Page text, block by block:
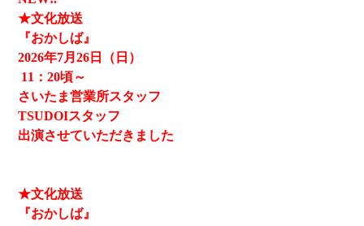
★文化放送
『おかしば』
2026年7月26日（日）
11 ：20頃～
さいたま営業所スタッフ
TSUDOIスタッフ
出演させていただきました
★文化放送
『おかしば』